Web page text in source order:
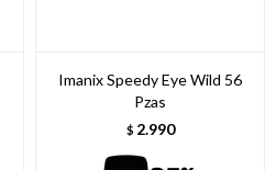
Imanix Speedy Eye Wild 56
Pzas
$ 2.990